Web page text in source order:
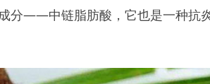
分——中链脂肪酸，它也是一种抗